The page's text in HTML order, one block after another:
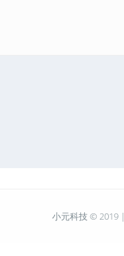
小元科技 © 2019 |